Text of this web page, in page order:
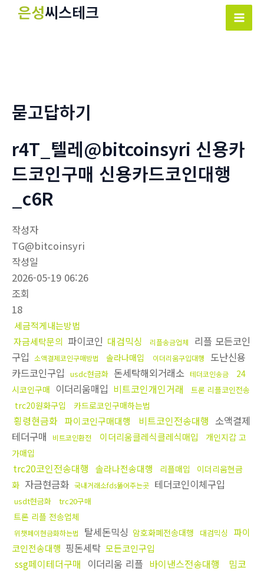
은성씨스테크
Main
묻고답하기
r4T_텔레@bitcoinsyri 신용카
드코인구매 신용카드코인대행
_c6R
작성자
TG@bitcoinsyri
작성일
2026-05-19 06:26
조회
18
세금적게내는방법
자금세탁문의 파이코인 대검믹싱 리플송금업체
리플 모든코인
구입 소액결제코인구매방법 솔라나매입 이더리움구입대행
도난신용
카드코인구입 usdc현금화 돈세탁해외거래소 테더코인송금
24
시코인구매 이더리움매입 비트코인개인거래 트론 리플코인전송
trc20원화구입 카드로코인구매하는법
횡령현금화 파이코인구매대행 비트코인전송대행 소액결제
테더구매
비트코인환전 이더리움클레식클레식매입
개인지갑 고
가매입
trc20코인전송대행 솔라나전송대행 리플매입
이더리움현금
화 자금현금화 국내거래소fds뚫어주는곳 테더코인이체구입
usdt현금화 trc20구매
트론 리플 전송업체
위챗페이현금화하는법 탈세돈믹싱 암호화폐전송대행 대검믹싱
파이
코인전송대행 핑돈세탁 모든코인구입
ssg페이테더구매 이더리움 리플 바이낸스전송대행
밈코